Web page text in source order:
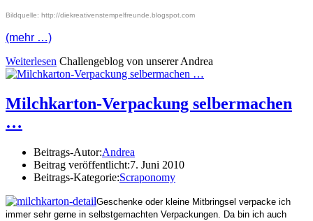
Bildquelle: http://diekreativenstempelfreunde.blogspot.com
(mehr …)
Weiterlesen Challengeblog von unserer Andrea
Milchkarton-Verpackung selbermachen
…
Beitrags-Autor:Andrea
Beitrag veröffentlicht:7. Juni 2010
Beitrags-Kategorie:Scraponomy
Geschenke oder kleine Mitbringsel verpacke ich
immer sehr gerne in selbstgemachten Verpackungen. Da bin ich auch